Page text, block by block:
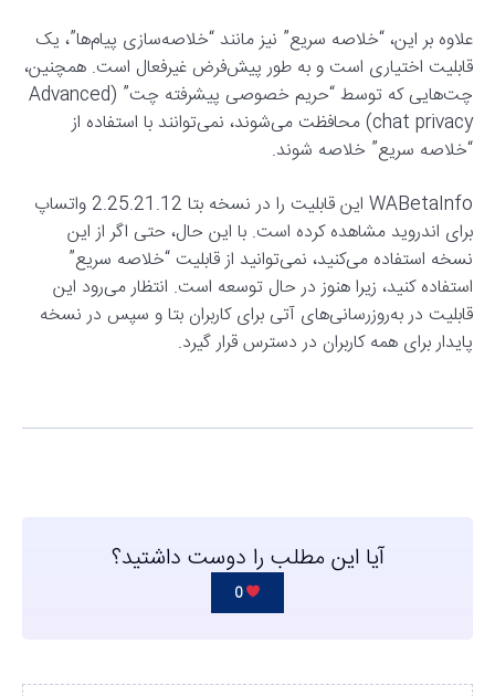
علاوه بر این، “خلاصه سریع” نیز مانند “خلاصه‌سازی پیام‌ها”، یک
قابلیت اختیاری است و به طور پیش‌فرض غیرفعال است. همچنین،
چت‌هایی که توسط “حریم خصوصی پیشرفته چت” (Advanced
chat privacy) محافظت می‌شوند، نمی‌توانند با استفاده از
“خلاصه سریع” خلاصه شوند.
WABetaInfo این قابلیت را در نسخه بتا 2.25.21.12 واتساپ
برای اندروید مشاهده کرده است. با این حال، حتی اگر از این
نسخه استفاده می‌کنید، نمی‌توانید از قابلیت “خلاصه سریع”
استفاده کنید، زیرا هنوز در حال توسعه است. انتظار می‌رود این
قابلیت در به‌روزرسانی‌های آتی برای کاربران بتا و سپس در نسخه
پایدار برای همه کاربران در دسترس قرار گیرد.
آیا این مطلب را دوست داشتید؟
0